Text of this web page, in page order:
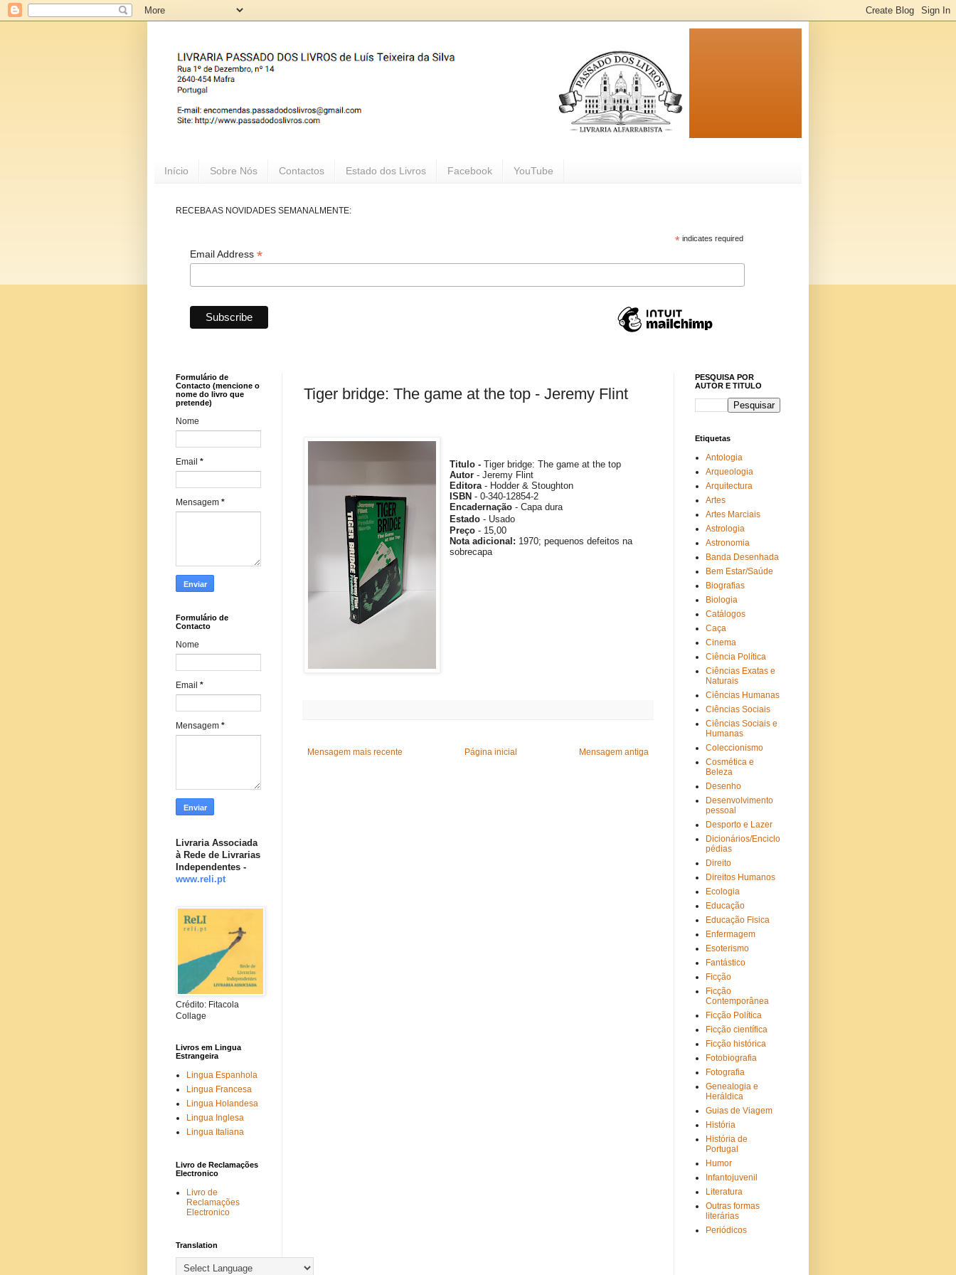
Início Sobre Nós Contactos Estado dos Livros Facebook YouTube
RECEBA AS NOVIDADES SEMANALMENTE:
*indicates required
Email Address *
Tiger bridge: The game at the top - Jeremy Flint
Titulo -Tiger bridge: The game at the top
Autor - Jeremy Flint
Editora- Hodder & Stoughton
ISBN - 0-340-12854-2
Encadernação - Capa dura
Estado - Usado
Preço - 15,00
Notaadicional : 1970;pequenos defeitos na
sobrecapa
Mensagem mais recente Mensagem antiga
Página inicial
Formulário de
Contacto (mencione o
nome do livro que
pretende)
Nome
Email *
Mensagem *
Formulário de
Contacto
Nome
Email *
Mensagem *
Livraria Associada
à Rede de Livrarias
Independentes -
www.reli.pt
Crédito: Fitacola
Collage
Livros em Lingua
Estrangeira
Lingua Espanhola
Lingua Francesa
Lingua Holandesa
Lingua Inglesa
Lingua Italiana
Livro de Reclamações
Electronico
Livro de
Reclamações
Electronico
Translation
PESQUISA POR
AUTOR E TITULO
Etiquetas
Antologia
Arqueologia
Arquitectura
Artes
Artes Marciais
Astrologia
Astronomia
Banda Desenhada
Bem Estar/Saúde
Biografias
Biologia
Catálogos
Caça
Cinema
Ciência Política
Ciências Exatas e
Naturais
Ciências Humanas
Ciências Sociais
Ciências Sociais e
Humanas
Coleccionismo
Cosmética e
Beleza
Desenho
Desenvolvimento
pessoal
Desporto e Lazer
Dicionários/Enciclo
pédias
Direito
Direitos Humanos
Ecologia
Educação
Educação Fisica
Enfermagem
Esoterismo
Fantástico
Ficção
Ficção
Contemporânea
Ficção Política
Ficção científica
Ficção histórica
Fotobiografia
Fotografia
Genealogia e
Heráldica
Guias de Viagem
História
História de
Portugal
Humor
Infantojuvenil
Literatura
Outras formas
literárias
Periódicos